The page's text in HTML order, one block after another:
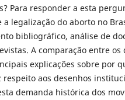
Para responder a esta
a legalização do aborto no
bibliográfico, análise de
A comparação entre
explicações sobre por
respeito aos desenhos
demanda histórica dos